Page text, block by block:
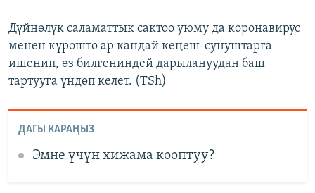
Дүйнөлүк саламаттык сактоо уюму да коронавирус
менен күрөштө ар кандай кеңеш-сунуштарга
ишенип, өз билгениндей дарылануудан баш
тартууга үндөп келет. (TSh)
ДАГЫ КАРАҢЫЗ
Эмне үчүн хижама кооптуу?